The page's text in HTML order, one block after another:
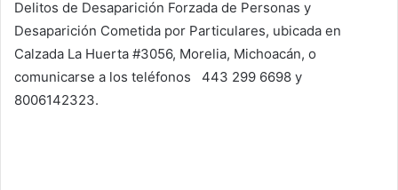
Delitos de Desaparición Forzada de Personas y
Desaparición Cometida por Particulares, ubicada en
Calzada La Huerta #3056, Morelia, Michoacán, o
comunicarse a los teléfonos 443 299 6698 y
8006142323.